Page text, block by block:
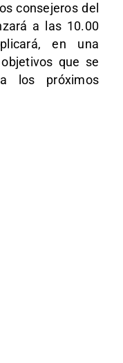
consejeros del
a las 10.00
en una
que se
los próximos